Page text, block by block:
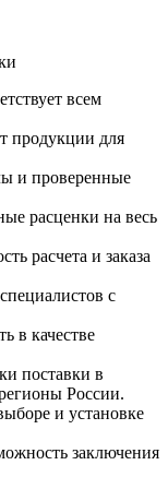
всем
продукции для
и проверенные
расценки на весь
расчета и заказа
с
в качестве
поставки в
России.
и установке
заключения